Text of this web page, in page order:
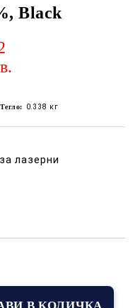
Black
Тегло: 0.338 кг
лазерни